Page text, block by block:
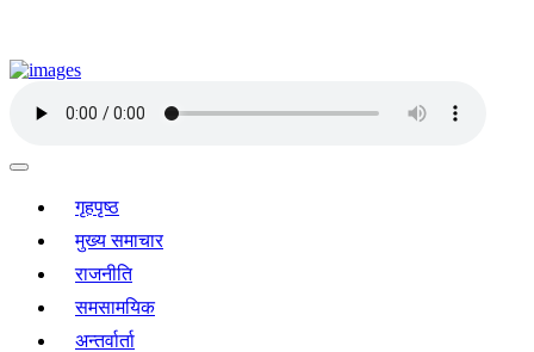
गृहपृष्ठ
मुख्य समाचार
राजनीति
समसामयिक
अन्तर्वार्ता